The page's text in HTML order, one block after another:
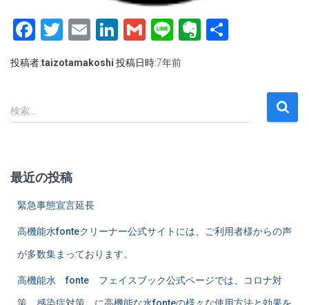
Facebook
Twitter
EmailLinkedIn
Gmail
LineEvernote
投稿者:taizotamakoshi 投稿日時:7年前
検
索
検索…
最近の投稿
緊急事態宣言延長
高機能水fonteクリーナー公式サイトには、ご利用者様からの声
が多数集まっております。
高機能水 fonte フェイスブック公式ページでは、コロナ対